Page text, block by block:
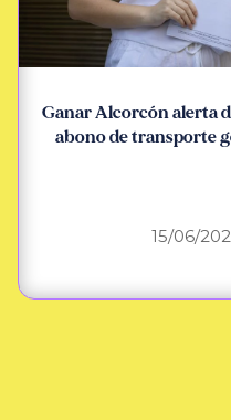
Ganar Alcorcón alerta
abono de transporte
15/06/